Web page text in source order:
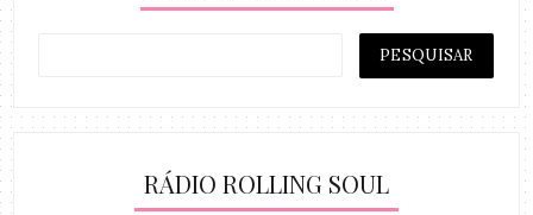
RÁDIO ROLLING SOUL